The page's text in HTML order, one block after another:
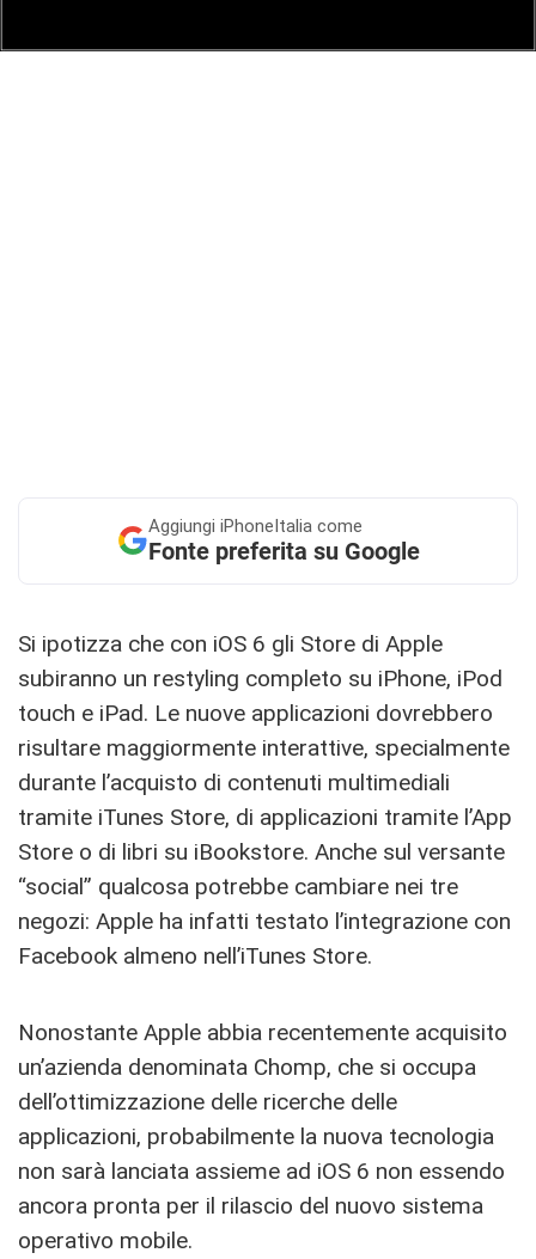
Aggiungi iPhoneItalia come
Fonte preferita su Google
Si ipotizza che con iOS 6 gli Store di Apple
subiranno un restyling completo su iPhone, iPod
touch e iPad. Le nuove applicazioni dovrebbero
risultare maggiormente interattive, specialmente
durante l’acquisto di contenuti multimediali
tramite iTunes Store, di applicazioni tramite l’App
Store o di libri su iBookstore. Anche sul versante
“social” qualcosa potrebbe cambiare nei tre
negozi: Apple ha infatti testato l’integrazione con
Facebook almeno nell’iTunes Store.
Nonostante Apple abbia recentemente acquisito
un’azienda denominata Chomp, che si occupa
dell’ottimizzazione delle ricerche delle
applicazioni, probabilmente la nuova tecnologia
non sarà lanciata assieme ad iOS 6 non essendo
ancora pronta per il rilascio del nuovo sistema
operativo mobile.